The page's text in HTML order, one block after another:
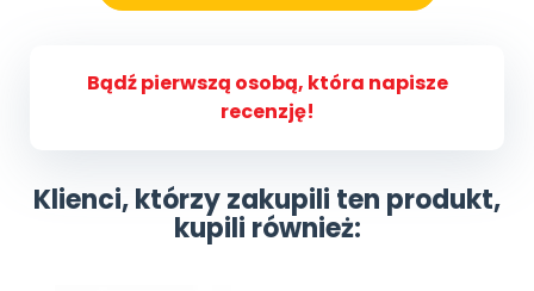
Bądź pierwszą osobą, która napisze
recenzję!
Klienci, którzy zakupili ten produkt,
kupili również: